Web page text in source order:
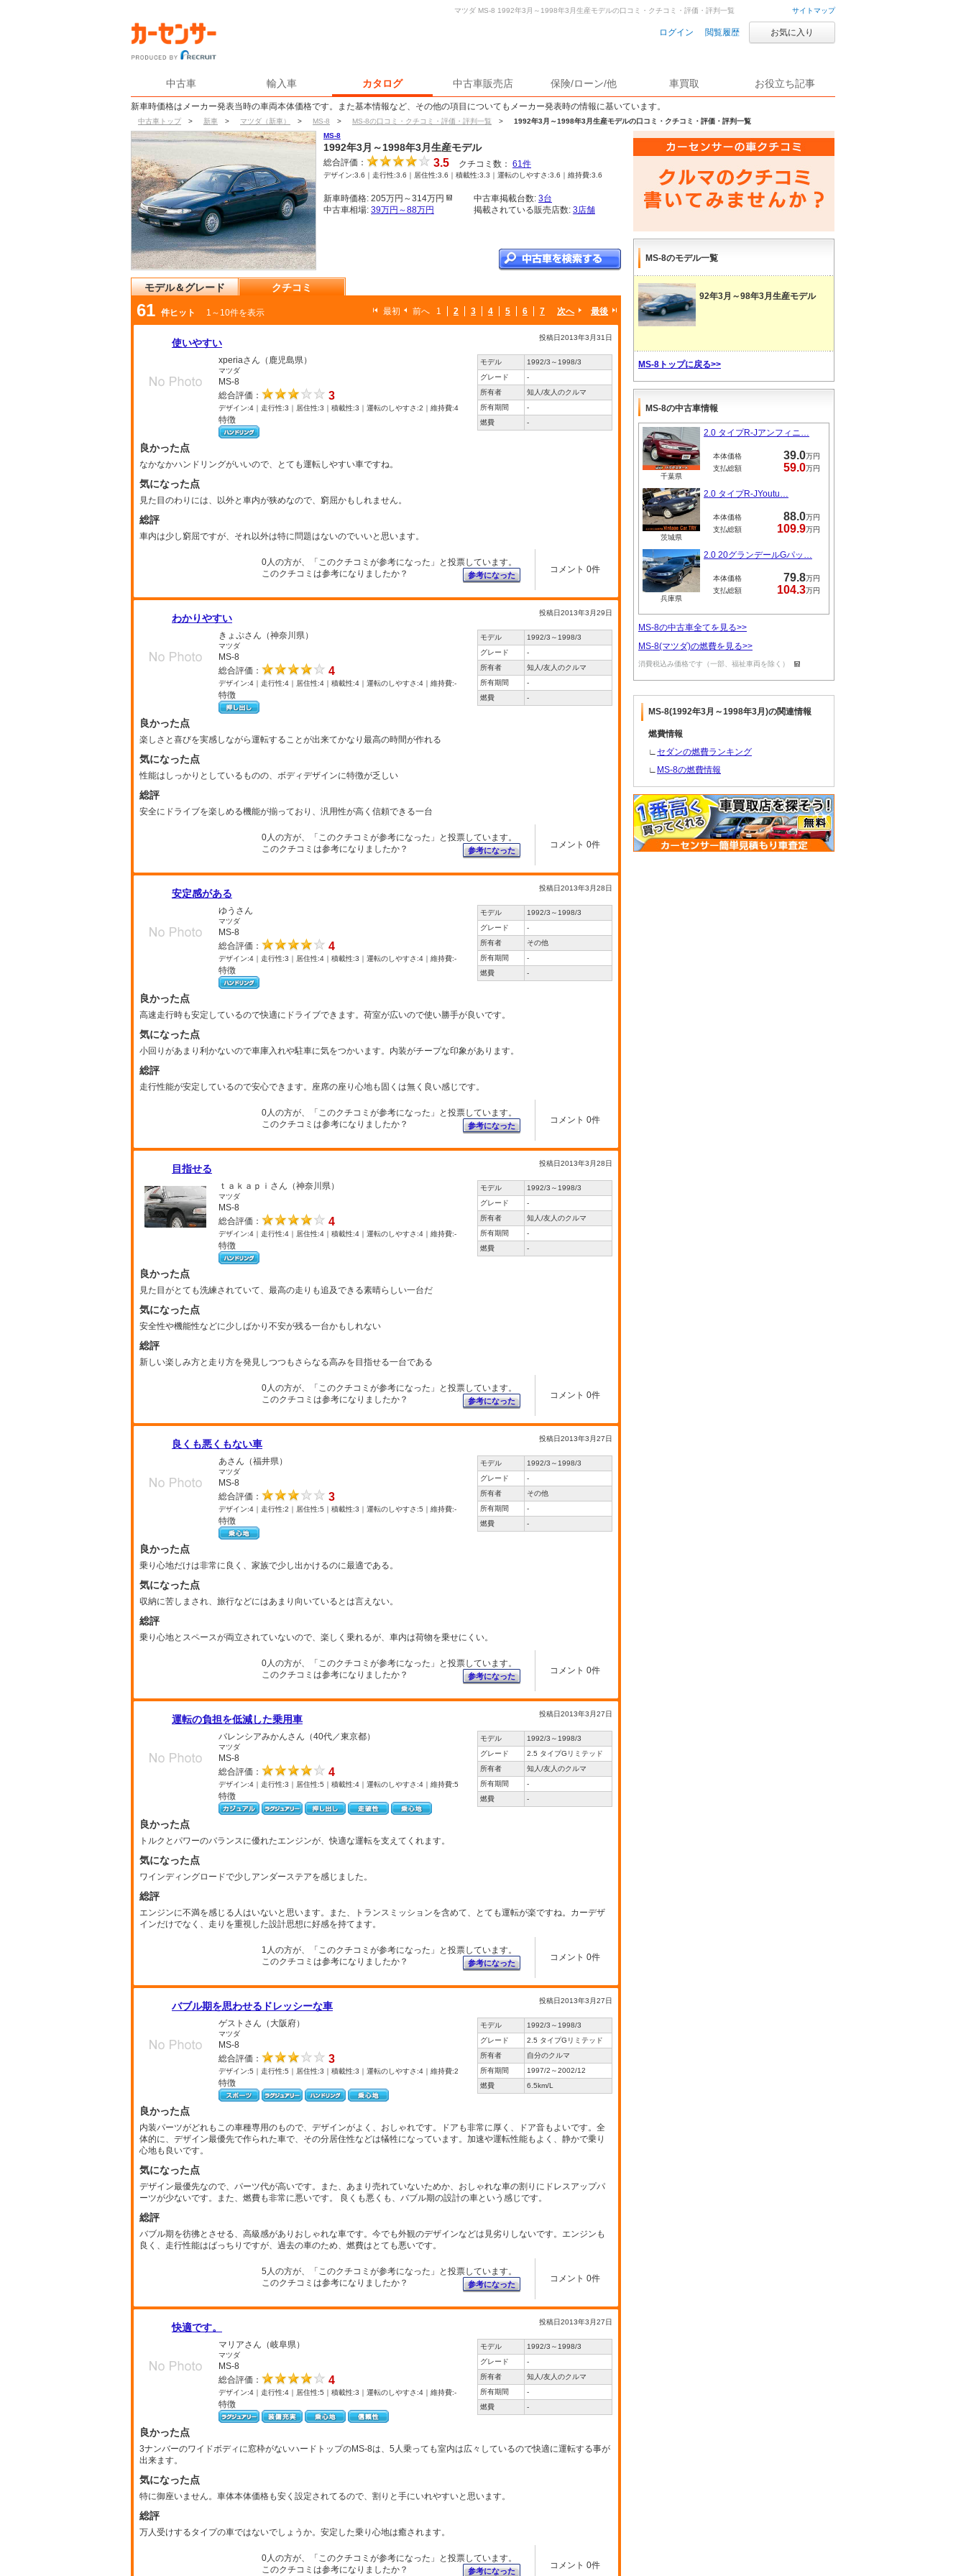
サイトマップ
ログイン 閲覧履歴 お気に入り
中古車 輸入車 カタログ 中古車販売店 保険/ローン/他 車買取 お役立ち記事
新車時価格はメーカー発表当時の車両本体価格です。また基本情報など、その他の項目についてもメーカー発表時の情報に基いています。
中古車トップ > 新車 > マツダ（新車） > MS-8 > MS-8の口コミ・クチコミ・評価・評判一覧 > 1992年3月～1998年3月生産モデルの口コミ・クチコミ・評価・評判一覧
マツダ MS-8 1992年3月～1998年3月生産モデルの口コミ・クチコミ・評価・評判一覧
MS-8
1992年3月～1998年3月生産モデル
総合評価： 3.5 クチコミ数： 61件
デザイン:3.6｜走行性:3.6｜居住性:3.6｜積載性:3.3｜運転のしやすさ:3.6｜維持費:3.6
新車時価格: 205万円～314万円
中古車相場: 39万円～88万円
中古車掲載台数: 3台
掲載されている販売店数: 3店舗
モデル＆グレード クチコミ
61 件ヒット 1～10件を表示 最初 前へ 1 2 3 4 5 6 7 次へ 最後
使いやすい 投稿日2013年3月31日
xperiaさん（鹿児島県）
マツダ
MS-8
総合評価：
3
デザイン:4｜走行性:3｜居住性:3｜積載性:3｜運転のしやすさ:2｜維持費:4
特徴
モデル
1992/3～1998/3
グレード
-
所有者
知人/友人のクルマ
所有期間
-
燃費
-
良かった点
なかなかハンドリングがいいので、とても運転しやすい車ですね。
気になった点
見た目のわりには、以外と車内が狭めなので、窮屈かもしれません。
総評
車内は少し窮屈ですが、それ以外は特に問題はないのでいいと思います。
0人の方が、「このクチコミが参考になった」と投票しています。
このクチコミは参考になりましたか？
参考になった
コメント 0件
わかりやすい 投稿日2013年3月29日
きょぷさん（神奈川県）
マツダ
MS-8
総合評価：
4
デザイン:4｜走行性:4｜居住性:4｜積載性:4｜運転のしやすさ:4｜維持費:-
特徴
モデル
1992/3～1998/3
グレード
-
所有者
知人/友人のクルマ
所有期間
-
燃費
-
良かった点
楽しさと喜びを実感しながら運転することが出来てかなり最高の時間が作れる
気になった点
性能はしっかりとしているものの、ボディデザインに特徴が乏しい
総評
安全にドライブを楽しめる機能が揃っており、汎用性が高く信頼できる一台
0人の方が、「このクチコミが参考になった」と投票しています。
このクチコミは参考になりましたか？
参考になった
コメント 0件
安定感がある 投稿日2013年3月28日
ゆうさん
マツダ
MS-8
総合評価：
4
デザイン:4｜走行性:3｜居住性:4｜積載性:3｜運転のしやすさ:4｜維持費:-
特徴
モデル
1992/3～1998/3
グレード
-
所有者
その他
所有期間
-
燃費
-
良かった点
高速走行時も安定しているので快適にドライブできます。荷室が広いので使い勝手が良いです。
気になった点
小回りがあまり利かないので車庫入れや駐車に気をつかいます。内装がチープな印象があります。
総評
走行性能が安定しているので安心できます。座席の座り心地も固くは無く良い感じです。
0人の方が、「このクチコミが参考になった」と投票しています。
このクチコミは参考になりましたか？
参考になった
コメント 0件
目指せる 投稿日2013年3月28日
ｔａｋａｐｉさん（神奈川県）
マツダ
MS-8
総合評価：
4
デザイン:4｜走行性:4｜居住性:4｜積載性:4｜運転のしやすさ:4｜維持費:-
特徴
モデル
1992/3～1998/3
グレード
-
所有者
知人/友人のクルマ
所有期間
-
燃費
-
良かった点
見た目がとても洗練されていて、最高の走りも追及できる素晴らしい一台だ
気になった点
安全性や機能性などに少しばかり不安が残る一台かもしれない
総評
新しい楽しみ方と走り方を発見しつつもさらなる高みを目指せる一台である
0人の方が、「このクチコミが参考になった」と投票しています。
このクチコミは参考になりましたか？
参考になった
コメント 0件
良くも悪くもない車 投稿日2013年3月27日
あさん（福井県）
マツダ
MS-8
総合評価：
3
デザイン:4｜走行性:2｜居住性:5｜積載性:3｜運転のしやすさ:5｜維持費:-
特徴
モデル
1992/3～1998/3
グレード
-
所有者
その他
所有期間
-
燃費
-
良かった点
乗り心地だけは非常に良く、家族で少し出かけるのに最適である。
気になった点
収納に苦しまされ、旅行などにはあまり向いているとは言えない。
総評
乗り心地とスペースが両立されていないので、楽しく乗れるが、車内は荷物を乗せにくい。
0人の方が、「このクチコミが参考になった」と投票しています。
このクチコミは参考になりましたか？
参考になった
コメント 0件
運転の負担を低減した乗用車 投稿日2013年3月27日
バレンシアみかんさん（40代／東京都）
マツダ
MS-8
総合評価：
4
デザイン:4｜走行性:3｜居住性:5｜積載性:4｜運転のしやすさ:4｜維持費:5
特徴
モデル
1992/3～1998/3
グレード
2.5 タイプGリミテッド
所有者
知人/友人のクルマ
所有期間
-
燃費
-
良かった点
トルクとパワーのバランスに優れたエンジンが、快適な運転を支えてくれます。
気になった点
ワインディングロードで少しアンダーステアを感じました。
総評
エンジンに不満を感じる人はいないと思います。また、トランスミッションを含めて、とても運転が楽ですね。カーデザ
インだけでなく、走りを重視した設計思想に好感を持てます。
1人の方が、「このクチコミが参考になった」と投票しています。
このクチコミは参考になりましたか？
参考になった
コメント 0件
バブル期を思わせるドレッシーな車 投稿日2013年3月27日
ゲストさん（大阪府）
マツダ
MS-8
総合評価：
3
デザイン:5｜走行性:5｜居住性:3｜積載性:3｜運転のしやすさ:4｜維持費:2
特徴
モデル
1992/3～1998/3
グレード
2.5 タイプGリミテッド
所有者
自分のクルマ
所有期間
1997/2～2002/12
燃費
6.5km/L
良かった点
内装パーツがどれもこの車種専用のもので、デザインがよく、おしゃれです。ドアも非常に厚く、ドア音もよいです。全
体的に、デザイン最優先で作られた車で、その分居住性などは犠牲になっています。加速や運転性能もよく、静かで乗り
心地も良いです。
気になった点
デザイン最優先なので、パーツ代が高いです。また、あまり売れていないためか、おしゃれな車の割りにドレスアップパ
ーツが少ないです。また、燃費も非常に悪いです。 良くも悪くも、バブル期の設計の車という感じです。
総評
バブル期を彷彿とさせる、高級感がありおしゃれな車です。今でも外観のデザインなどは見劣りしないです。エンジンも
良く、走行性能はばっちりですが、過去の車のため、燃費はとても悪いです。
5人の方が、「このクチコミが参考になった」と投票しています。
このクチコミは参考になりましたか？
参考になった
コメント 0件
快適です。 投稿日2013年3月27日
マリアさん（岐阜県）
マツダ
MS-8
総合評価：
4
デザイン:4｜走行性:4｜居住性:5｜積載性:3｜運転のしやすさ:4｜維持費:-
特徴
モデル
1992/3～1998/3
グレード
-
所有者
知人/友人のクルマ
所有期間
-
燃費
-
良かった点
3ナンバーのワイドボディに窓枠がないハードトップのMS-8は、5人乗っても室内は広々しているので快適に運転する事が
出来ます。
気になった点
特に御座いません。車体本体価格も安く設定されてるので、割りと手にいれやすいと思います。
総評
万人受けするタイプの車ではないでしょうか。安定した乗り心地は癒されます。
0人の方が、「このクチコミが参考になった」と投票しています。
このクチコミは参考になりましたか？
参考になった
コメント 0件
MS-8のモデル一覧
92年3月～98年3月生産モデル
MS-8トップに戻る>>
MS-8の中古車情報
2.0 タイプR-Jアンフィニ…
本体価格 39.0万円
支払総額
59.0万円
千葉県
2.0 タイプR-JYoutu…
本体価格 88.0万円
支払総額
109.9万円
茨城県
2.0 20グランデールGパッ…
本体価格 79.8万円
支払総額
104.3万円
兵庫県
MS-8の中古車全てを見る>>
MS-8(マツダ)の燃費を見る>>
消費税込み価格です（一部、福祉車両を除く）
MS-8(1992年3月～1998年3月)の関連情報
燃費情報
∟セダンの燃費ランキング
∟ MS-8の燃費情報